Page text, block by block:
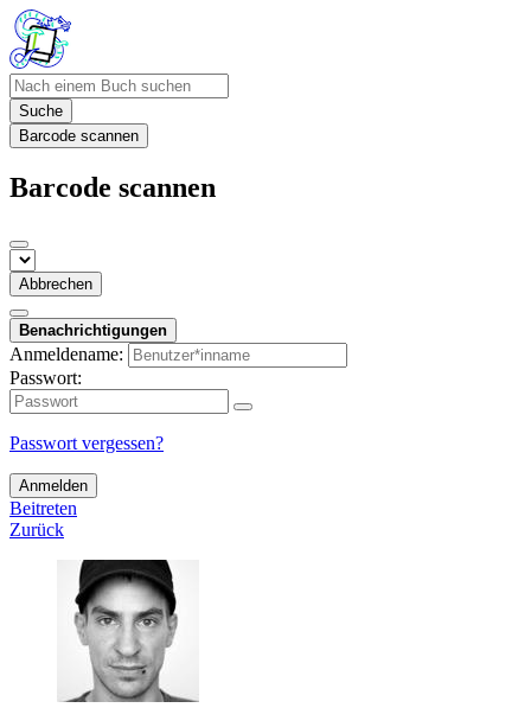
Suche
Barcode scannen
Barcode scannen
Abbrechen
Benachrichtigungen
Anmeldename:
Passwort:
Passwort vergessen?
Anmelden
Beitreten
Zurück